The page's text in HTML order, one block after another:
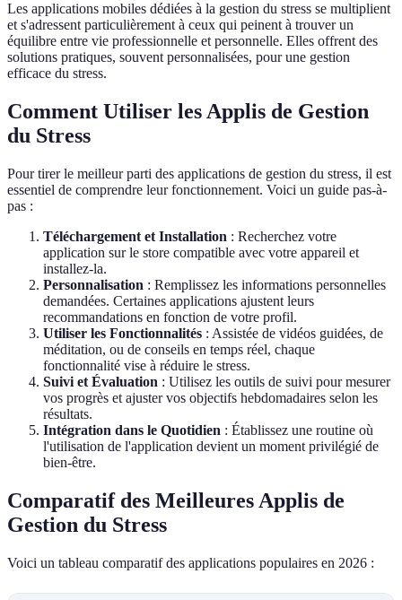
Les applications mobiles dédiées à la gestion du stress se multiplient
et s'adressent particulièrement à ceux qui peinent à trouver un
équilibre entre vie professionnelle et personnelle. Elles offrent des
solutions pratiques, souvent personnalisées, pour une gestion
efficace du stress.
Comment Utiliser les Applis de Gestion
du Stress
Pour tirer le meilleur parti des applications de gestion du stress, il est
essentiel de comprendre leur fonctionnement. Voici un guide pas-à-
pas :
Téléchargement et Installation : Recherchez votre
application sur le store compatible avec votre appareil et
installez-la.
Personnalisation : Remplissez les informations personnelles
demandées. Certaines applications ajustent leurs
recommandations en fonction de votre profil.
Utiliser les Fonctionnalités : Assistée de vidéos guidées, de
méditation, ou de conseils en temps réel, chaque
fonctionnalité vise à réduire le stress.
Suivi et Évaluation : Utilisez les outils de suivi pour mesurer
vos progrès et ajuster vos objectifs hebdomadaires selon les
résultats.
Intégration dans le Quotidien : Établissez une routine où
l'utilisation de l'application devient un moment privilégié de
bien-être.
Comparatif des Meilleures Applis de
Gestion du Stress
Voici un tableau comparatif des applications populaires en 2026 :